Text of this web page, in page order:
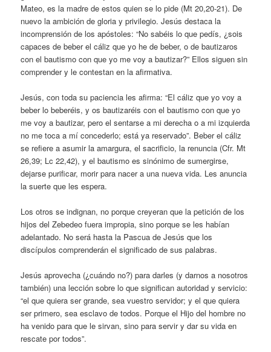
Mateo, es la madre de estos quien se lo pide (Mt 20,20-21). De
nuevo la ambición de gloria y privilegio. Jesús destaca la
incomprensión de los apóstoles: “No sabéis lo que pedís, ¿sois
capaces de beber el cáliz que yo he de beber, o de bautizaros
con el bautismo con que yo me voy a bautizar?” Ellos siguen sin
comprender y le contestan en la afirmativa.
Jesús, con toda su paciencia les afirma: “El cáliz que yo voy a
beber lo beberéis, y os bautizaréis con el bautismo con que yo
me voy a bautizar, pero el sentarse a mi derecha o a mi izquierda
no me toca a mí concederlo; está ya reservado”. Beber el cáliz
se refiere a asumir la amargura, el sacrificio, la renuncia (Cfr. Mt
26,39; Lc 22,42), y el bautismo es sinónimo de sumergirse,
dejarse purificar, morir para nacer a una nueva vida. Les anuncia
la suerte que les espera.
Los otros se indignan, no porque creyeran que la petición de los
hijos del Zebedeo fuera impropia, sino porque se les habían
adelantado. No será hasta la Pascua de Jesús que los
discípulos comprenderán el significado de sus palabras.
Jesús aprovecha (¿cuándo no?) para darles (y darnos a nosotros
también) una lección sobre lo que significan autoridad y servicio:
“el que quiera ser grande, sea vuestro servidor; y el que quiera
ser primero, sea esclavo de todos. Porque el Hijo del hombre no
ha venido para que le sirvan, sino para servir y dar su vida en
rescate por todos”.